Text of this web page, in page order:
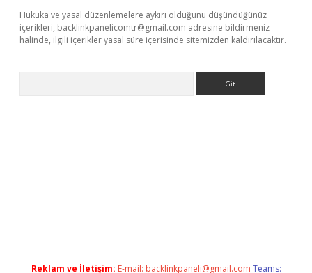
Hukuka ve yasal düzenlemelere aykırı olduğunu düşündüğünüz
içerikleri, backlinkpanelicomtr@gmail.com adresine bildirmeniz
halinde, ilgili içerikler yasal süre içerisinde sitemizden kaldırılacaktır.
Reklam ve İletişim: E-mail: backlinkpaneli@gmail.com Teams: